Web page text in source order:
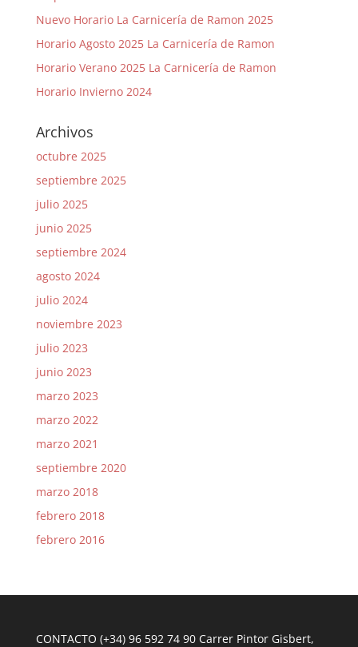
Nuevo Horario La Carnicería de Ramon 2025
Horario Agosto 2025 La Carnicería de Ramon
Horario Verano 2025 La Carnicería de Ramon
Horario Invierno 2024
Archivos
octubre 2025
septiembre 2025
julio 2025
junio 2025
septiembre 2024
agosto 2024
julio 2024
noviembre 2023
julio 2023
junio 2023
marzo 2023
marzo 2022
marzo 2021
septiembre 2020
marzo 2018
febrero 2018
febrero 2016
CONTACTO (+34) 96 592 74 90 Carrer Pintor Gisbert,